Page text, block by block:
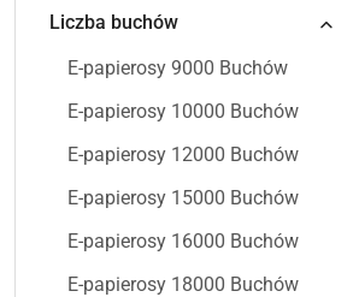
Liczba buchów
E-papierosy 9000 Buchów
E-papierosy 10000 Buchów
E-papierosy 12000 Buchów
E-papierosy 15000 Buchów
E-papierosy 16000 Buchów
E-papierosy 18000 Buchów